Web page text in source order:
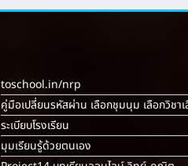
toschool.in/nrp
คู่มือเปลี่ยนรหัสผ่าน เลือกชุมนุม เลือกวิชา
ระเบียบโรงเรียน
มุมเรียนรู้ด้วยตนเอง